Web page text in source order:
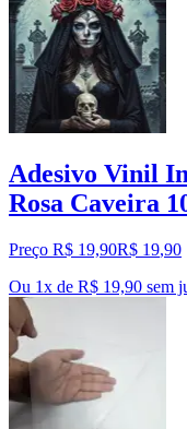
Adesivo Vinil
Rosa Caveira
Preço R$ 19,90R$ 19,90
Ou 1x de R$ 19,90 sem